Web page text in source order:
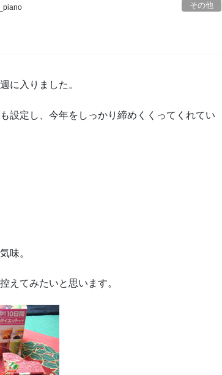
その他
に入りました。
設定し、今年をしっかり締めくくってくれてい
味。
えてみたいと思います。